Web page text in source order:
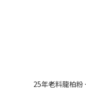
25年老料龍柏粉